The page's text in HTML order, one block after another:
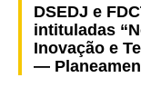
DSEDJ e
intituladas
Inovação e
—